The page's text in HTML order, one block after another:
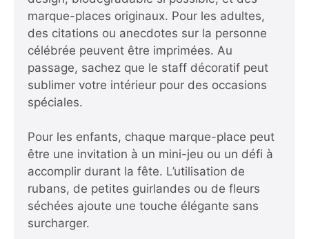
marque-places originaux. Pour les adultes,
des citations ou anecdotes sur la personne
célébrée peuvent être imprimées. Au
passage, sachez que le staff décoratif peut
sublimer votre intérieur pour des occasions
spéciales.
Pour les enfants, chaque marque-place peut
être une invitation à un mini-jeu ou un défi à
accomplir durant la fête. L’utilisation de
rubans, de petites guirlandes ou de fleurs
séchées ajoute une touche élégante sans
surcharger.